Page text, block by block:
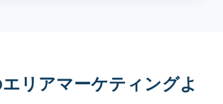
リアマーケティングよ